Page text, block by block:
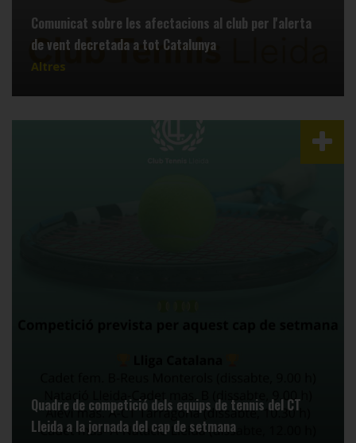
Comunicat sobre les afectacions al club per l'alerta
de vent decretada a tot Catalunya
Altres
Quadre de competició dels equips de tennis del CT
Lleida a la jornada del cap de setmana